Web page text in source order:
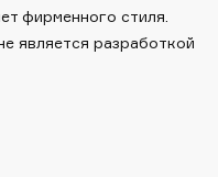
фирменного стиля.
является разработкой